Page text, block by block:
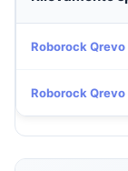
Roborock Qrevo
Roborock Qrevo